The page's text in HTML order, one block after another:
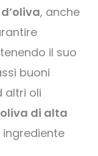
, anche
il suo
buoni
altri oli
di alta